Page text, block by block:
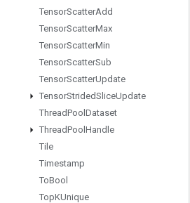
TensorScatterAdd
TensorScatterMax
TensorScatterMin
TensorScatterSub
TensorScatterUpdate
TensorStridedSliceUpdate
ThreadPool Dataset
ThreadPool Handle
Tile
Timestamp
ToBool
TopKUnique